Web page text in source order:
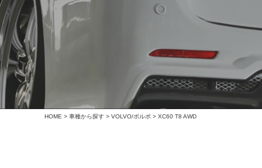
HOME > 車種から探す > VOLVO/ボルボ > XC60 T8 AWD